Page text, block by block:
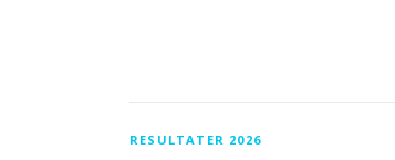
RESULTATER 2026